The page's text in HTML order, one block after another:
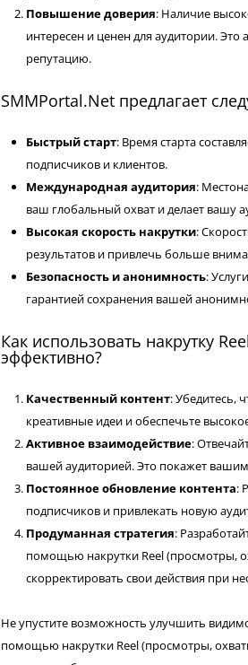
Повышение доверия: Наличие
интересен и ценен для аудитории.
репутацию.
SMMPortal.Net предлагает
Быстрый старт: Время старта
подписчиков и клиентов.
Международная аудитория:
ваш глобальный охват и делает вашу
Высокая скорость накрутки:
результатов и привлечь больше
Безопасность и анонимность:
гарантией сохранения вашей
Как использовать накрутку
эффективно?
Качественный контент: Убедитесь,
креативные идеи и обеспечьте
Активное взаимодействие:
вашей аудиторией. Это покажет
Постоянное обновление контента:
подписчиков и привлекать новую
Продуманная стратегия:
помощью накрутки Reel (просмотры,
скорректировать свои действия при
Не упустите возможность улучшить
помощью накрутки Reel (просмотры,